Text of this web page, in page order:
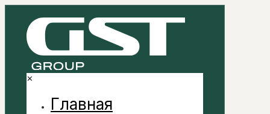
✕
Главная